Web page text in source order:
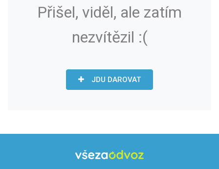
Přišel, viděl, ale zatím
nezvítězil :(
JDU DAROVAT